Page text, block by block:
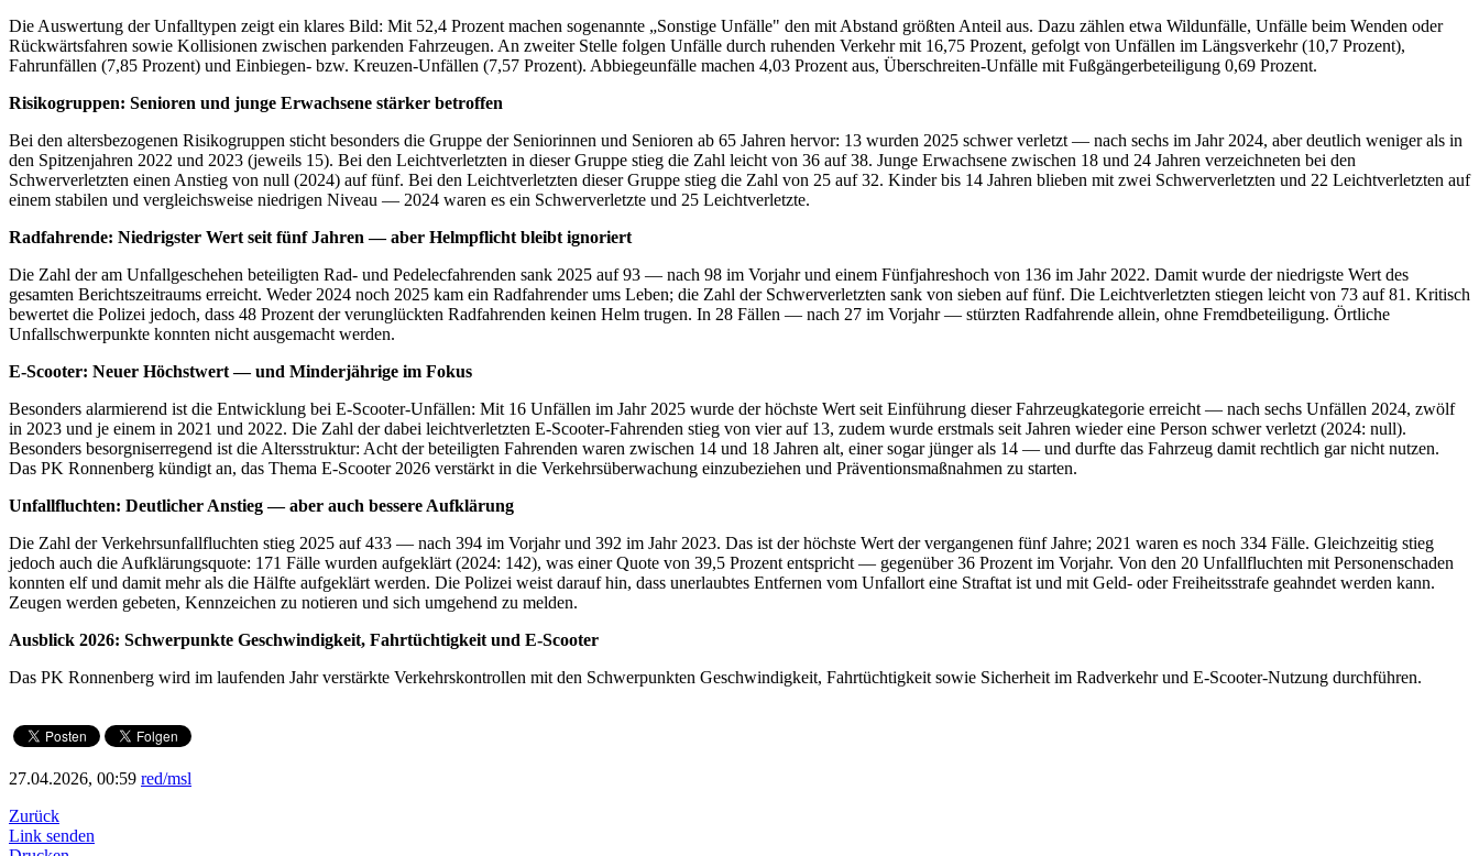
Die Auswertung der Unfalltypen zeigt ein klares Bild: Mit 52,4 Prozent machen sogenannte „Sonstige Unfälle" den mit Abstand größten Anteil aus. Dazu zählen etwa Wildunfälle, Unfälle beim Wenden oder
Rückwärtsfahren sowie Kollisionen zwischen parkenden Fahrzeugen. An zweiter Stelle folgen Unfälle durch ruhenden Verkehr mit 16,75 Prozent, gefolgt von Unfällen im Längsverkehr (10,7 Prozent),
Fahrunfällen (7,85 Prozent) und Einbiegen- bzw. Kreuzen-Unfällen (7,57 Prozent). Abbiegeunfälle machen 4,03 Prozent aus, Überschreiten-Unfälle mit Fußgängerbeteiligung 0,69 Prozent.
Risikogruppen: Senioren und junge Erwachsene stärker betroffen
Bei den altersbezogenen Risikogruppen sticht besonders die Gruppe der Seniorinnen und Senioren ab 65 Jahren hervor: 13 wurden 2025 schwer verletzt — nach sechs im Jahr 2024, aber deutlich weniger als in
den Spitzenjahren 2022 und 2023 (jeweils 15). Bei den Leichtverletzten in dieser Gruppe stieg die Zahl leicht von 36 auf 38. Junge Erwachsene zwischen 18 und 24 Jahren verzeichneten bei den
Schwerverletzten einen Anstieg von null (2024) auf fünf. Bei den Leichtverletzten dieser Gruppe stieg die Zahl von 25 auf 32. Kinder bis 14 Jahren blieben mit zwei Schwerverletzten und 22 Leichtverletzten auf
einem stabilen und vergleichsweise niedrigen Niveau — 2024 waren es ein Schwerverletzte und 25 Leichtverletzte.
Radfahrende: Niedrigster Wert seit fünf Jahren — aber Helmpflicht bleibt ignoriert
Die Zahl der am Unfallgeschehen beteiligten Rad- und Pedelecfahrenden sank 2025 auf 93 — nach 98 im Vorjahr und einem Fünfjahreshoch von 136 im Jahr 2022. Damit wurde der niedrigste Wert des
gesamten Berichtszeitraums erreicht. Weder 2024 noch 2025 kam ein Radfahrender ums Leben; die Zahl der Schwerverletzten sank von sieben auf fünf. Die Leichtverletzten stiegen leicht von 73 auf 81. Kritisch
bewertet die Polizei jedoch, dass 48 Prozent der verunglückten Radfahrenden keinen Helm trugen. In 28 Fällen — nach 27 im Vorjahr — stürzten Radfahrende allein, ohne Fremdbeteiligung. Örtliche
Unfallschwerpunkte konnten nicht ausgemacht werden.
E-Scooter: Neuer Höchstwert — und Minderjährige im Fokus
Besonders alarmierend ist die Entwicklung bei E-Scooter-Unfällen: Mit 16 Unfällen im Jahr 2025 wurde der höchste Wert seit Einführung dieser Fahrzeugkategorie erreicht — nach sechs Unfällen 2024, zwölf
in 2023 und je einem in 2021 und 2022. Die Zahl der dabei leichtverletzten E-Scooter-Fahrenden stieg von vier auf 13, zudem wurde erstmals seit Jahren wieder eine Person schwer verletzt (2024: null).
Besonders besorgniserregend ist die Altersstruktur: Acht der beteiligten Fahrenden waren zwischen 14 und 18 Jahren alt, einer sogar jünger als 14 — und durfte das Fahrzeug damit rechtlich gar nicht nutzen.
Das PK Ronnenberg kündigt an, das Thema E-Scooter 2026 verstärkt in die Verkehrsüberwachung einzubeziehen und Präventionsmaßnahmen zu starten.
Unfallfluchten: Deutlicher Anstieg — aber auch bessere Aufklärung
Die Zahl der Verkehrsunfallfluchten stieg 2025 auf 433 — nach 394 im Vorjahr und 392 im Jahr 2023. Das ist der höchste Wert der vergangenen fünf Jahre; 2021 waren es noch 334 Fälle. Gleichzeitig stieg
jedoch auch die Aufklärungsquote: 171 Fälle wurden aufgeklärt (2024: 142), was einer Quote von 39,5 Prozent entspricht — gegenüber 36 Prozent im Vorjahr. Von den 20 Unfallfluchten mit Personenschaden
konnten elf und damit mehr als die Hälfte aufgeklärt werden. Die Polizei weist darauf hin, dass unerlaubtes Entfernen vom Unfallort eine Straftat ist und mit Geld- oder Freiheitsstrafe geahndet werden kann.
Zeugen werden gebeten, Kennzeichen zu notieren und sich umgehend zu melden.
Ausblick 2026: Schwerpunkte Geschwindigkeit, Fahrtüchtigkeit und E-Scooter
Das PK Ronnenberg wird im laufenden Jahr verstärkte Verkehrskontrollen mit den Schwerpunkten Geschwindigkeit, Fahrtüchtigkeit sowie Sicherheit im Radverkehr und E-Scooter-Nutzung durchführen.
27.04.2026, 00:59 red/msl
Zurück
Link senden